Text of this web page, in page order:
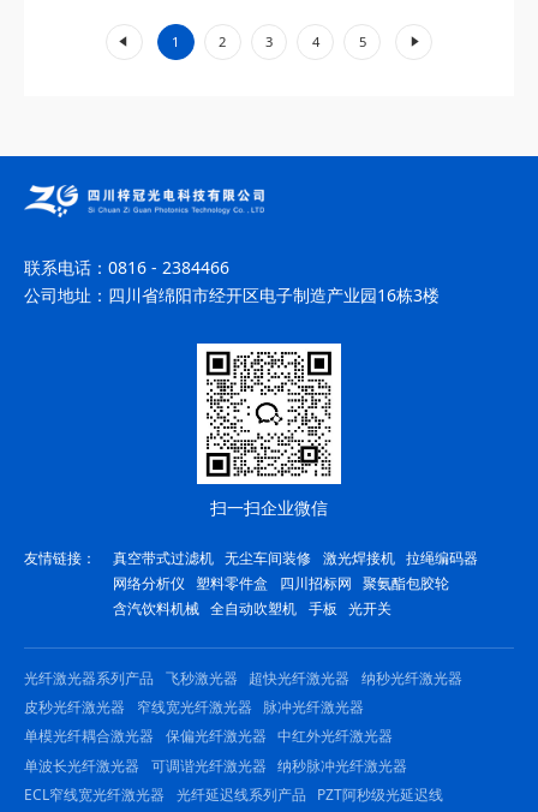
1 2 3 4 5
联系电话： 0816 - 2384466
公司地址： 四川省绵阳市经开区电子制造产业园16栋3楼
扫一扫企业微信
友情链接： 真空带式过滤机 无尘车间装修 激光焊接机 拉绳编码器
网络分析仪 塑料零件盒 四川招标网
聚氨酯包胶轮
含汽饮料机械 全自动吹塑机 手板 光开关
光纤激光器系列产品 飞秒激光器 超快光纤激光器
纳秒光纤激光器
皮秒光纤激光器
窄线宽光纤激光器
脉冲光纤激光器
单模光纤耦合激光器
保偏光纤激光器 中红外光纤激光器
单波长光纤激光器
可调谐光纤激光器 纳秒脉冲光纤激光器
ECL窄线宽光纤激光器
光纤延迟线系列产品
PZT阿秒级光延迟线